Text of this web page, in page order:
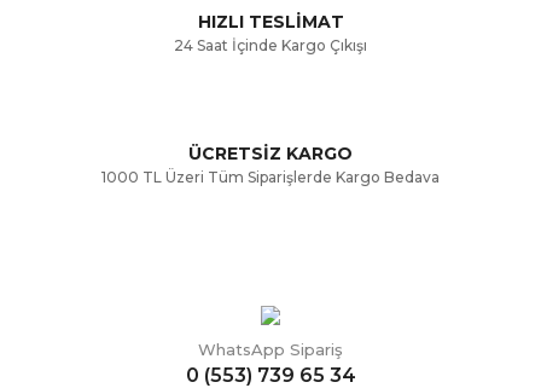
Gönder
HIZLI TESLİMAT
24 Saat İçinde Kargo Çıkışı
ÜCRETSİZ KARGO
1000 TL Üzeri Tüm Siparişlerde Kargo Bedava
WhatsApp Sipariş
0 (553) 739 65 34